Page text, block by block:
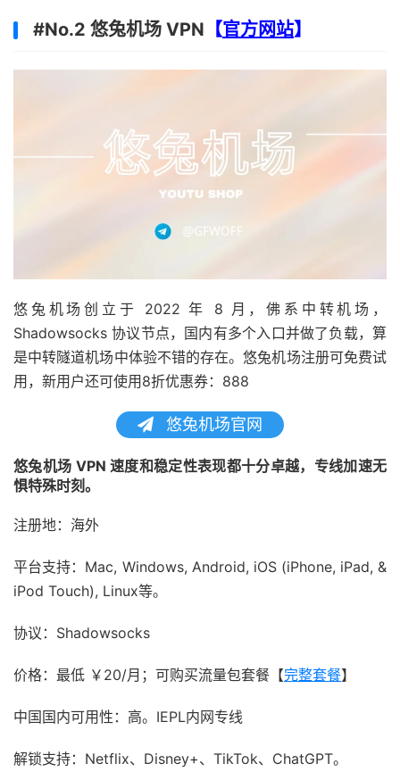
#No.2 悠兔机场 VPN 【官方网站】
悠兔机场创立于 2022 年 8 月，佛系中转机场，
Shadowsocks 协议节点，国内有多个入口并做了负载，算
是中转隧道机场中体验不错的存在。悠兔机场注册可免费试
用，新用户还可使用8折优惠券：888
悠兔机场官网
悠兔机场 VPN 速度和稳定性表现都十分卓越，专线加速无
惧特殊时刻。
注册地：海外
平台支持：Mac, Windows, Android, iOS (iPhone, iPad, &
iPod Touch), Linux等。
协议：Shadowsocks
价格：最低 ￥20/月；可购买流量包套餐【完整套餐】
中国国内可用性：高。IEPL内网专线
解锁支持：Netflix、Disney+、TikTok、ChatGPT。